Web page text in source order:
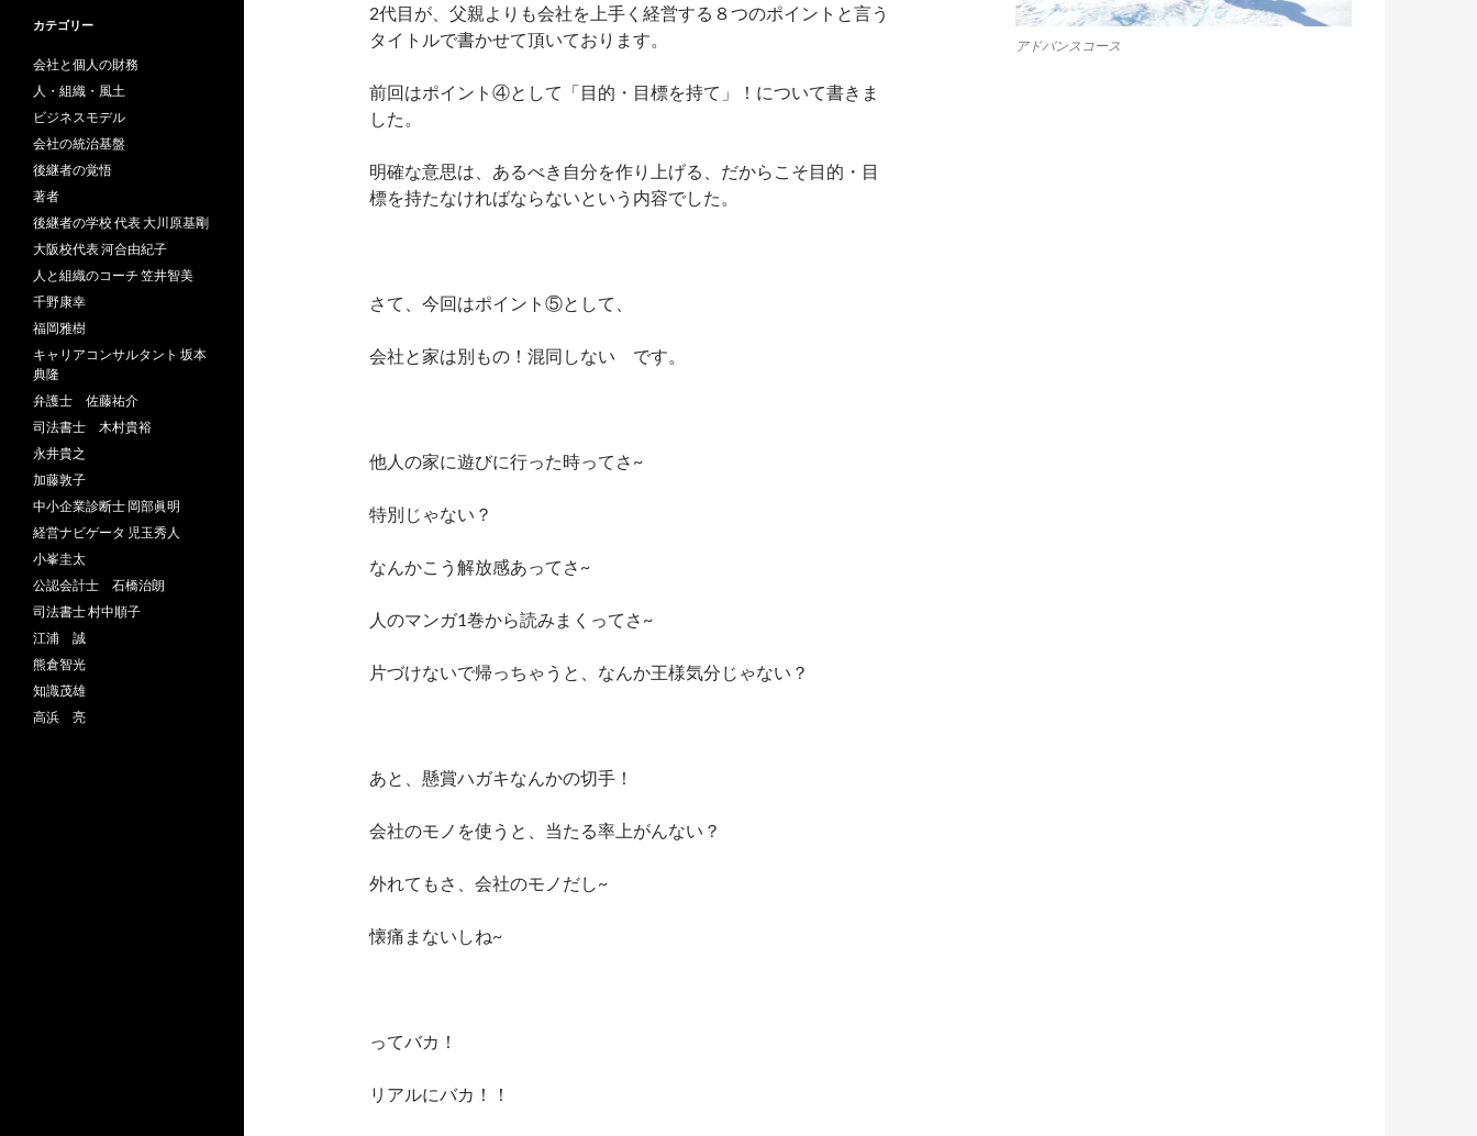
2代目が、父親よりも会社を上手く経営する８つのポイントと言う
タイトルで書かせて頂いております。
前回はポイント④として「目的・目標を持て」！について書きま
した。
明確な意思は、あるべき自分を作り上げる、だからこそ目的・目
標を持たなければならないという内容でした。
さて、今回はポイント⑤として、
会社と家は別もの！混同しない です。
他人の家に遊びに行った時ってさ~
特別じゃない？
なんかこう解放感あってさ~
人のマンガ1巻から読みまくってさ~
片づけないで帰っちゃうと、なんか王様気分じゃない？
あと、懸賞ハガキなんかの切手！
会社のモノを使うと、当たる率上がんない？
外れてもさ、会社のモノだし~
懐痛まないしね~
ってバカ！
リアルにバカ！！
アドバンスコース
カテゴリー
会社と個人の財務
人・組織・風土
ビジネスモデル
会社の統治基盤
後継者の覚悟
著者
後継者の学校 代表 大川原基剛
大阪校代表 河合由紀子
人と組織のコーチ 笠井智美
千野康幸
福岡雅樹
キャリアコンサルタント 坂本
典隆
弁護士 佐藤祐介
司法書士 木村貴裕
永井貴之
加藤敦子
中小企業診断士 岡部眞明
経営ナビゲータ 児玉秀人
小峯圭太
公認会計士 石橋治朗
司法書士 村中順子
江浦 誠
熊倉智光
知識茂雄
高浜 亮